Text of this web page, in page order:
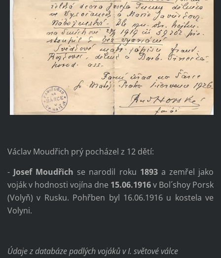
Václav Moudřich prý pocházel z 12 dětí:
- Josef Moudřich se narodil roku 1893a zemřel jako
voják v hodnosti vojína dne 15.06.1916v Bol´shoy Porsk
(Volyň) v Rusku. Pohřben byl 16.06.1916 u kostela ve
Volyni.
Údaje z databáze padlých vojáků v I. světové válce